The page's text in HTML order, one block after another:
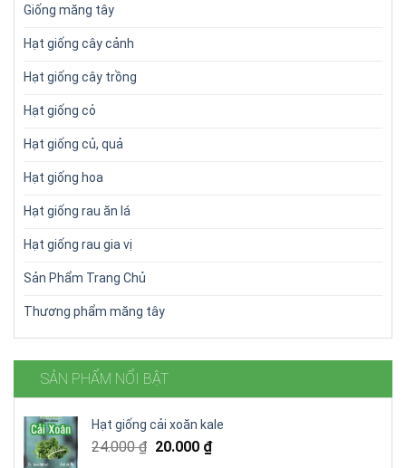
Giống măng tây
Hạt giống cây cảnh
Hạt giống cây trồng
Hạt giống cỏ
Hạt giống củ, quả
Hạt giống hoa
Hạt giống rau ăn lá
Hạt giống rau gia vị
Sản Phẩm Trang Chủ
Thương phẩm măng tây
SẢN PHẨM NỔI BẬT
Hạt giống cải xoăn kale
24.000₫ Giá
20.000 ₫Giá